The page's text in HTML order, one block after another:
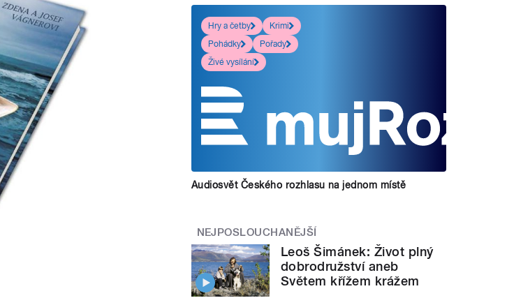
Hry a četby
Krimi
Pohádky
Pořady
Živé vysílání
Audiosvět Českého rozhlasu na jednom místě
NEJPOSLOUCHANĚJŠÍ
Leoš Šimánek: Život plný
dobrodružství aneb
Světem křížem krážem